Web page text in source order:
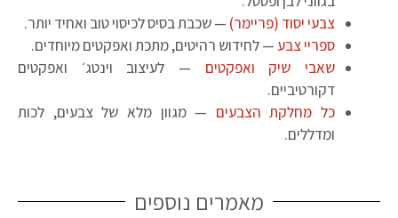
צבעי יסוד (פריימר) — שכבת בסיס לכיסוי טוב ואחיד יותר.
ספריי צבע— לחידוש רהיטים, מתכת ואפקטים מיוחדים.
שאבי שיק ואפקטים — לעיצוב וינטג׳ ואפקטים
דקורטיביים.
כל מחלקת הצבעים — מגוון מלא של צבעים, לכות
ומדללים.
מאמרים נוספים